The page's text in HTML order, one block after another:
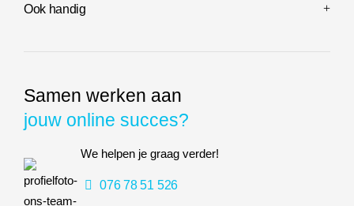
Samen werken aan
jouw online succes?
We helpen je graag verder!
076 78 51 526
Ook handig